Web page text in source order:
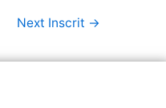
Next Inscrit →